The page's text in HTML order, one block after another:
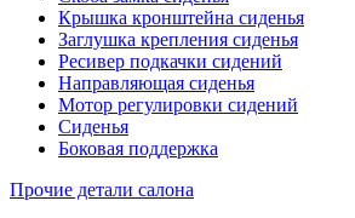
Крышка кронштейна сиденья
Заглушка крепления сиденья
Ресивер подкачки сидений
Направляющая сиденья
Мотор регулировки сидений
Сиденья
Боковая поддержка
Прочие детали салона